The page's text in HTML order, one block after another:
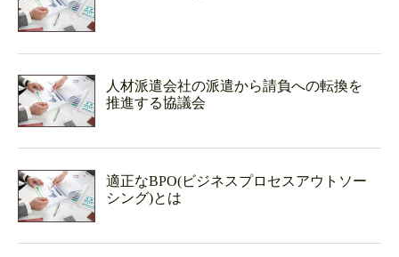
人材派遣会社の派遣から請負への転換を
推進する協議会
適正なBPO(ビジネスプロセスアウトソー
シング)とは